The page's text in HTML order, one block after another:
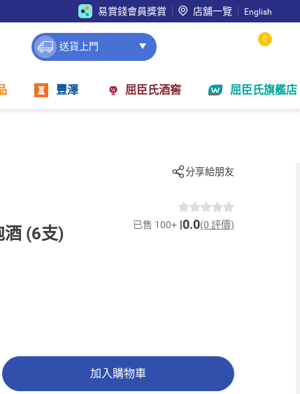
易賞錢會員獎賞 店舖一覽 English
送貨上門
0
豐澤 屈臣氏酒窖 屈臣氏旗艦店
分享給朋友
酒 (6支) 已售 100+ 0.0(0 評價)
加入購物車